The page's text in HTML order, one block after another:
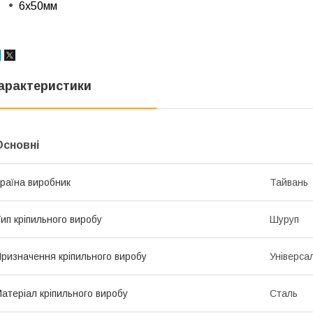
6x50мм
виробник Тайвань
кріпильного виробу Шуруп
кріпильного виробу
кріпильного виробу Сталь